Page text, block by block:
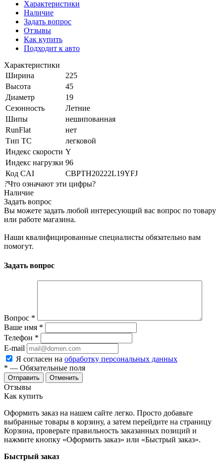
Характеристики
Наличие
Задать вопрос
Отзывы
Как купить
Подходит к авто
Характеристики
Ширина
225
Высота
45
Диаметр
19
Сезонность
Летние
Шипы
нешипованная
RunFlat
нет
Тип ТС
легковой
Индекс скорости Y
Индекс нагрузки 96
Код CAI
CBPTH20222L19YFJ
?Что означают эти цифры?
Наличие
Задать вопрос
Вы можете задать любой интересующий вас вопрос по товару
или работе магазина.
Наши квалифицированные специалисты обязательно вам
помогут.
Задать вопрос
Вопрос *
Ваше имя *
Телефон *
E-mail
Я согласен на обработку персональных данных
* — Обязательные поля
Отменить
Отзывы
Как купить
Оформить заказ на нашем сайте легко. Просто добавьте
выбранные товары в корзину, а затем перейдите на страницу
Корзина, проверьте правильность заказанных позиций и
нажмите кнопку «Оформить заказ» или «Быстрый заказ».
Быстрый заказ